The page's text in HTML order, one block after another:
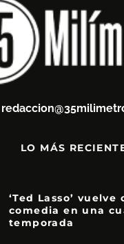
LO MÁS
‘Ted Lasso’
comedia en una
temporada